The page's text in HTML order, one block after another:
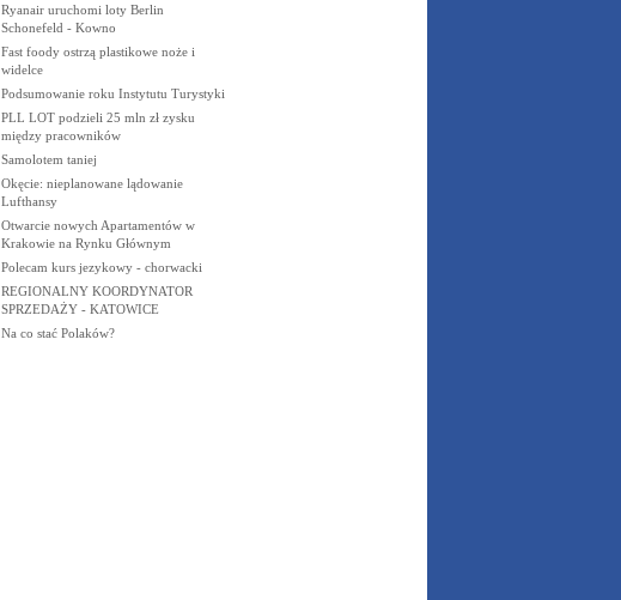
Ryanair uruchomi loty Berlin
Schonefeld - Kowno
Fast foody ostrzą plastikowe noże i
widelce
Podsumowanie roku Instytutu Turystyki
PLL LOT podzieli 25 mln zł zysku
między pracowników
Samolotem taniej
Okęcie: nieplanowane lądowanie
Lufthansy
Otwarcie nowych Apartamentów w
Krakowie na Rynku Głównym
Polecam kurs jezykowy - chorwacki
REGIONALNY KOORDYNATOR
SPRZEDAŻY - KATOWICE
Na co stać Polaków?